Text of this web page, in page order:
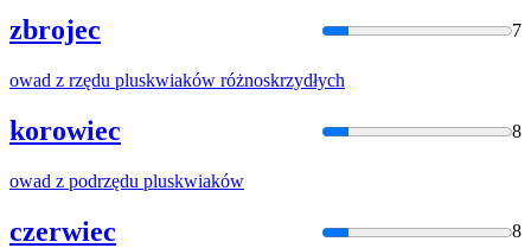
zbrojec 7
owad z rzędu pluskwiaków różnoskrzydłych
korowiec 8
owad z podrzędu pluskwiaków
czerwiec 8